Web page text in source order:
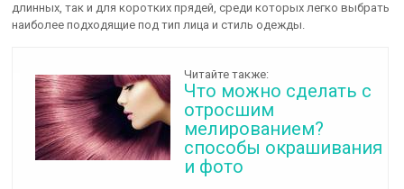
длинных, так и для коротких прядей, среди которых легко выбрать
наиболее подходящие под тип лица и стиль одежды.
Читайте также:
Что можно сделать с
отросшим
мелированием?
способы окрашивания
и фото